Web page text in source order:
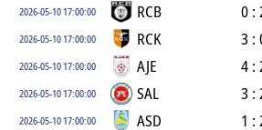
2026-05-10 17:00:00 RCB 0 :
2026-05-10 17:00:00 RCK 3 :
2026-05-10 17:00:00 AJE 4 :
2026-05-10 17:00:00 SAL 3 :
2026-05-10 17:00:00 ASD 1 :